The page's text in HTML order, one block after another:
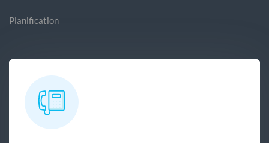
Planification